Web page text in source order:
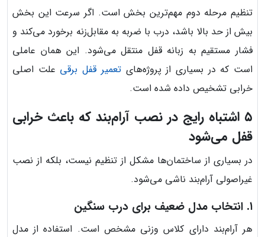
تنظیم مرحله دوم مهم‌ترین بخش است. اگر سرعت این بخش
بیش از حد بالا باشد، درب با ضربه به مقابل‌زنه برخورد می‌کند و
فشار مستقیم به زبانه قفل منتقل می‌شود. این همان عاملی
است که در بسیاری از پروژه‌هایتعمیر قفل برقی علت اصلی
خرابی تشخیص داده شده است.
۵ اشتباه رایج در نصب آرام‌بند که باعث خرابی
قفل می‌شود
در بسیاری از ساختمان‌ها مشکل از تنظیم نیست، بلکه از نصب
غیراصولی آرام‌بند ناشی می‌شود.
۱. انتخاب مدل ضعیف برای درب سنگین
هر آرام‌بند دارای کلاس وزنی مشخص است. استفاده از مدل